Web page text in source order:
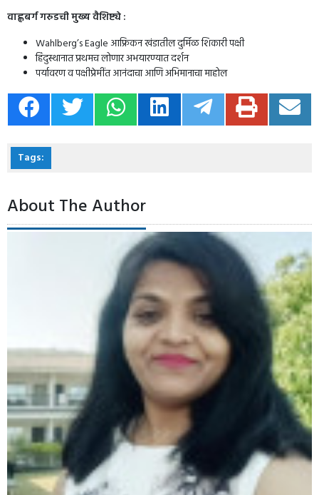
वाह्लबर्ग गरुडची मुख्य वैशिष्ट्ये :
Wahlberg’s Eagle आफ्रिकन खंडातील दुर्मिळ शिकारी पक्षी
हिंदुस्थानात प्रथमच लोणार अभयारण्यात दर्शन
पर्यावरण व पक्षीप्रेमींत आनंदाचा आणि अभिमानाचा माहोल
Tags:
About The Author